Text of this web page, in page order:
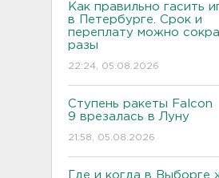
Как правильно гасить
в Петербурге. Срок и
переплату можно
разы
22:24, 05.08.2026
Ступень ракеты Falcon
9 врезалась в Луну
21:58, 05.08.2026
Где и когда в Выборге